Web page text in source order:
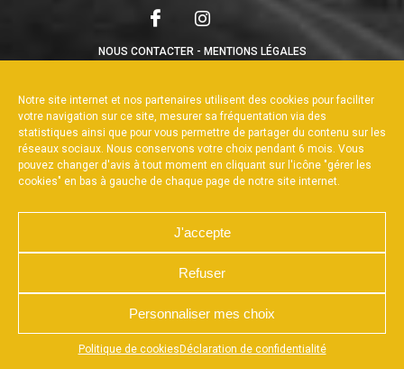
Notre site internet et nos partenaires utilisent des cookies pour faciliter
votre navigation sur ce site, mesurer sa fréquentation via des
statistiques ainsi que pour vous permettre de partager du contenu sur les
réseaux sociaux. Nous conservons votre choix pendant 6 mois. Vous
pouvez changer d'avis à tout moment en cliquant sur l'icône "gérer les
cookies" en bas à gauche de chaque page de notre site internet.
J'accepte
Refuser
Personnaliser mes choix
Politique de cookies Déclaration de confidentialité
Appuyez sur le bouton partager en bas de votre
NOUS CONTACTER
MENTIONS LÉGALES
RÉALISÉ PAR L’AGENCE WEB A3WEB